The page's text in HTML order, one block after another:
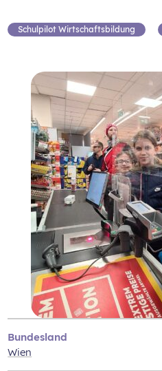
Schulpilot Wirtschaftsbildung
Bundesland
Wien